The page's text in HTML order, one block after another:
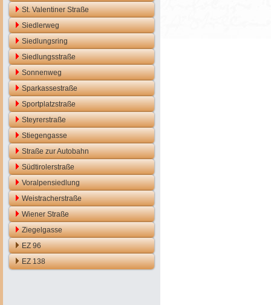
St. Valentiner Straße
Siedlerweg
Siedlungsring
Siedlungsstraße
Sonnenweg
Sparkassestraße
Sportplatzstraße
Steyrerstraße
Stiegengasse
Straße zur Autobahn
Südtirolerstraße
Voralpensiedlung
Weistracherstraße
Wiener Straße
Ziegelgasse
EZ 96
EZ 138